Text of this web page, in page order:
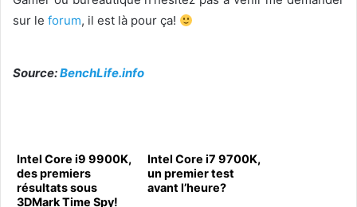
sur le forum, il est là pour ça!
Source:BenchLife.info
Intel Core i9 9900K,
des premiers
résultats sous
3DMark Time Spy!
Intel Core i7 9700K,
un premier test
avant l’heure?